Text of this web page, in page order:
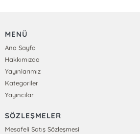
MENÜ
Ana Sayfa
Hakkımızda
Yayınlarımız
Kategoriler
Yayıncılar
SÖZLEŞMELER
Mesafeli Satış Sözleşmesi